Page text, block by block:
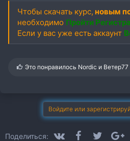
Чтобы скачать курс, новым
необходимо Пройти
Если у вас уже есть аккаунт
С
Это понравилось Nordic и Ветер77
Войдите или
Поделиться: VK FacebookTwitter